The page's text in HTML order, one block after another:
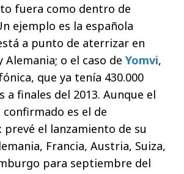
fuera como dentro de
ejemplo es la española
a punto de aterrizar en
Alemania; o el caso de Yomvi,
que ya tenía 430.000
a finales del 2013. Aunque el
es el de
prevé el lanzamiento de su
Francia, Austria, Suiza,
para septiembre del